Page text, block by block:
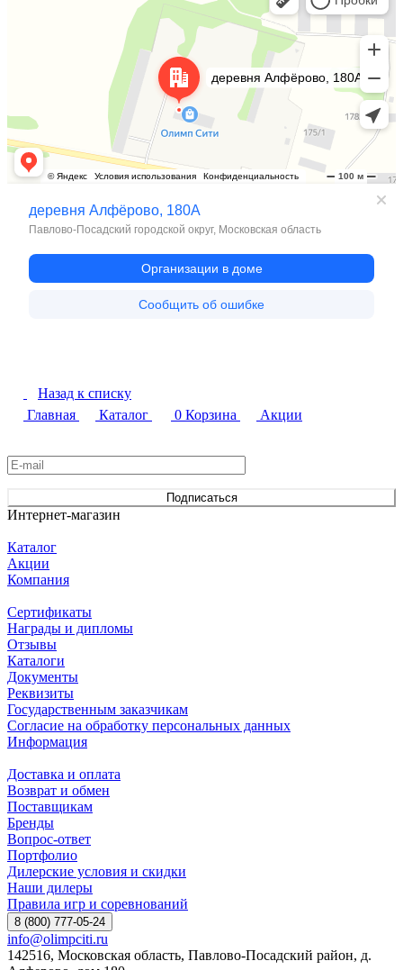
Назад к списку
Главная
Каталог 0 Корзина
Акции
Подписаться
Интернет-магазин
Каталог
Акции
Компания
Сертификаты
Награды и дипломы
Отзывы
Каталоги
Документы
Реквизиты
Государственным заказчикам
Согласие на обработку персональных данных
Информация
Доставка и оплата
Возврат и обмен
Поставщикам
Бренды
Вопрос-ответ
Портфолио
Дилерские условия и скидки
Наши дилеры
Правила игр и соревнований
8 (800) 777-05-24
info@olimpciti.ru
142516, Московская область, Павлово-Посадский район, д.